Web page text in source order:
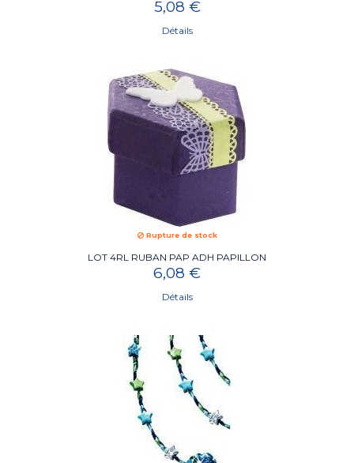
5,08 €
Détails
Rupture de stock
LOT 4RL RUBAN PAP ADH PAPILLON
6,08 €
Détails